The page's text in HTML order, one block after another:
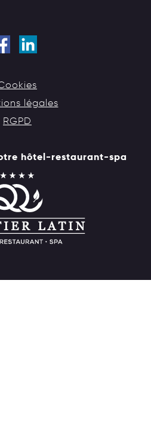
légales
RGPD
hôtel-restaurant-spa